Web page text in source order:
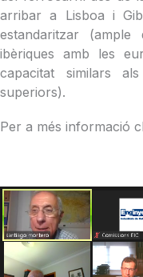
arribar a Lisboa i
estandaritzar
ibèriques amb les
capacitat similars
superiors).
Per a més informació